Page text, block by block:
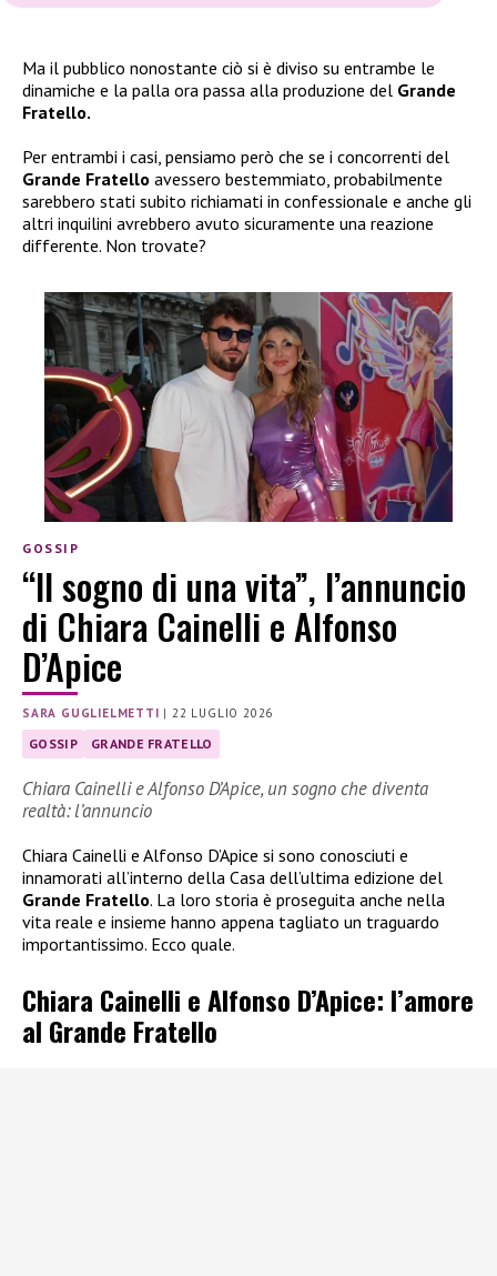
Ma il pubblico nonostante ciò si è diviso su entrambe le
dinamiche e la palla ora passa alla produzione del Grande
Fratello.
Per entrambi i casi, pensiamo però che se i concorrenti del
Grande Fratello avessero bestemmiato, probabilmente
sarebbero stati subito richiamati in confessionale e anche gli
altri inquilini avrebbero avuto sicuramente una reazione
differente. Non trovate?
GOSSIP
“Il sogno di una vita”, l’annuncio
di Chiara Cainelli e Alfonso
D’Apice
SARA GUGLIELMETTI |22 LUGLIO 2026
GOSSIP GRANDE FRATELLO
Chiara Cainelli e Alfonso D’Apice, un sogno che diventa
realtà: l’annuncio
Chiara Cainelli e Alfonso D’Apice si sono conosciuti e
innamorati all’interno della Casa dell’ultima edizione del
Grande Fratello. La loro storia è proseguita anche nella
vita reale e insieme hanno appena tagliato un traguardo
importantissimo. Ecco quale.
Chiara Cainelli e Alfonso D’Apice: l’amore
al Grande Fratello